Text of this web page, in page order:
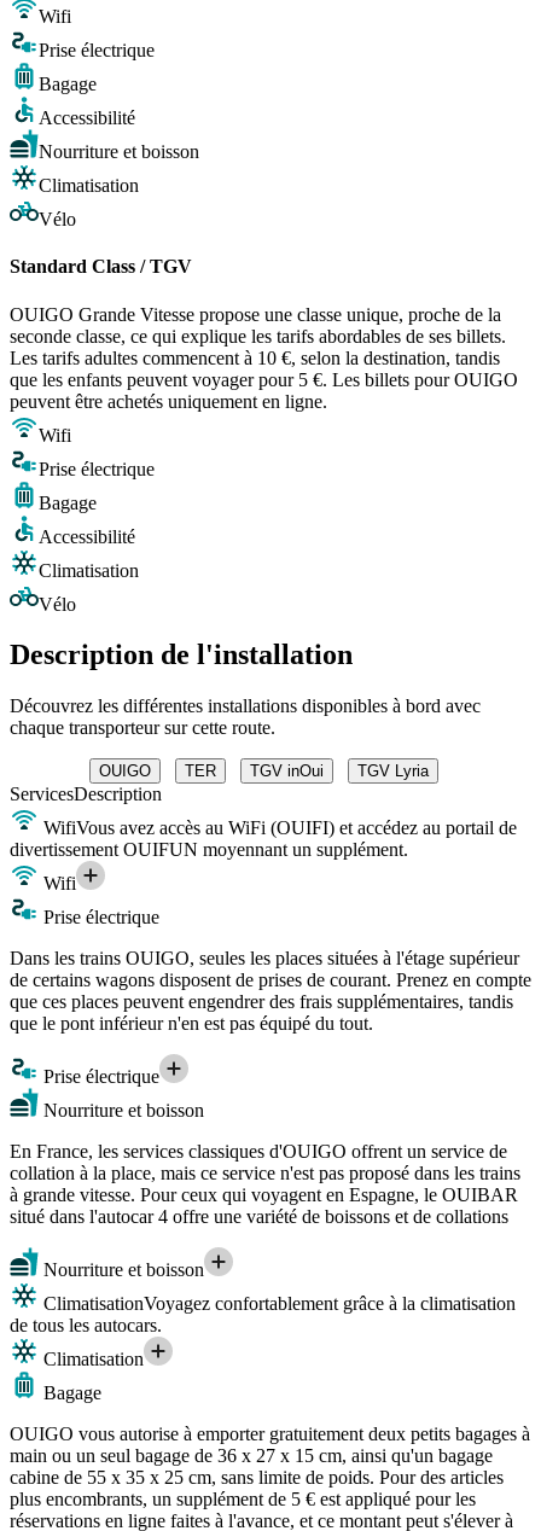
Wifi
Prise électrique
Bagage
Accessibilité
Nourriture et boisson
Climatisation
Vélo
Standard Class / TGV
OUIGO Grande Vitesse propose une classe unique, proche de la
seconde classe, ce qui explique les tarifs abordables de ses billets.
Les tarifs adultes commencent à 10 €, selon la destination, tandis
que les enfants peuvent voyager pour 5 €. Les billets pour OUIGO
peuvent être achetés uniquement en ligne.
Wifi
Prise électrique
Bagage
Accessibilité
Climatisation
Vélo
Description de l'installation
Découvrez les différentes installations disponibles à bord avec
chaque transporteur sur cette route.
OUIGO TER TGV inOui TGV Lyria
ServicesDescription
WifiVous avez accès au WiFi (OUIFI) et accédez au portail de
divertissement OUIFUN moyennant un supplément.
Wifi
Prise électrique
Dans les trains OUIGO, seules les places situées à l'étage supérieur
de certains wagons disposent de prises de courant. Prenez en compte
que ces places peuvent engendrer des frais supplémentaires, tandis
que le pont inférieur n'en est pas équipé du tout.
Prise électrique
Nourriture et boisson
En France, les services classiques d'OUIGO offrent un service de
collation à la place, mais ce service n'est pas proposé dans les trains
à grande vitesse. Pour ceux qui voyagent en Espagne, le OUIBAR
situé dans l'autocar 4 offre une variété de boissons et de collations
Nourriture et boisson
ClimatisationVoyagez confortablement grâce à la climatisation
de tous les autocars.
Climatisation
Bagage
OUIGO vous autorise à emporter gratuitement deux petits bagages à
main ou un seul bagage de 36 x 27 x 15 cm, ainsi qu'un bagage
cabine de 55 x 35 x 25 cm, sans limite de poids. Pour des articles
plus encombrants, un supplément de 5 € est appliqué pour les
réservations en ligne faites à l'avance, et ce montant peut s'élever à